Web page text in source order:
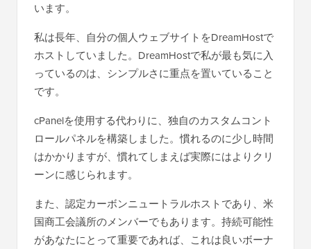
います。
私は長年、自分の個人ウェブサイトをDreamHostで
ホストしていました。DreamHostで私が最も気に入
っているのは、シンプルさに重点を置いていること
です。
cPanelを使用する代わりに、独自のカスタムコント
ロールパネルを構築しました。慣れるのに少し時間
はかかりますが、慣れてしまえば実際にはよりクリ
ーンに感じられます。
また、認定カーボンニュートラルホストであり、米
国商工会議所のメンバーでもあります。持続可能性
があなたにとって重要であれば、これは良いボーナ